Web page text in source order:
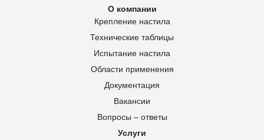
О компании
Крепление настила
Технические таблицы
Испытание настила
Области применения
Документация
Вакансии
Вопросы – ответы
Услуги